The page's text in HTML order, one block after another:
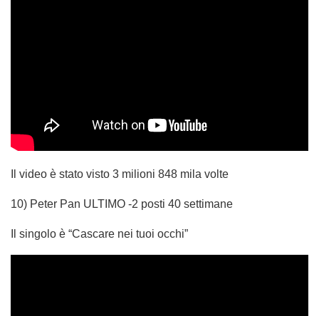
Il video è stato visto 3 milioni 848 mila volte
10) Peter Pan ULTIMO -2 posti 40 settimane
Il singolo è “Cascare nei tuoi occhi”